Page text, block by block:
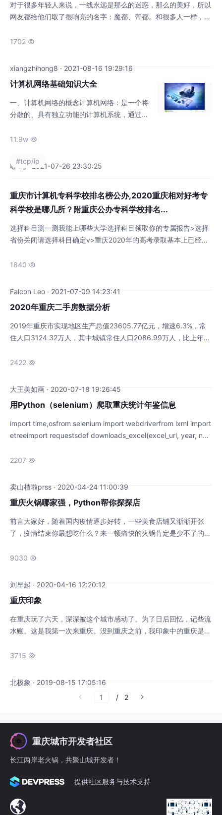
对于很多年轻人来说，一线永远是那么的迷惑，那么的美好，所以
网友都给他们取了很响亮的名字：魔都、帝都。和很多人一样，冲
之所以选择上海，而不是北京，是因为我是南方人，再加上那边有
经验几乎没有，再加上自己学校背景也很普通，所以在刚开始找工
1702 
xiangzhihong8 · 2021-08-16 19:29:16
计算机网络基础知识大全
️️️一、计算机网络的概念计算机网络：是一个将
分散的、具有独立功能的计算机系统，通过通
现资源共享和信息传递的系统。二、计算机网
处理（多台计算机各自承担同一工作任务的不
2、工作方式边缘部分：用户直接使用（C/S方
式、P2P方式）核心部分：
11.9w 
哪 吒 · 2021-07-26 23:30:25
#tcp/ip
重庆市计算机专科学校排名榜公办,2020重庆相对好考专
科学校是哪几所？附重庆公办专科学校排名...
选择科目测一测我能上哪些大学选择科目领取你的专属报告>选择
省份关闭请选择科目确定v>重庆2020年的高考录取基本上已经结
高考填报志愿时，大家都一定很想避开这些比较差的学校，那么本
名。一、2020重庆相对好考的专科学校是哪几所？小编根据重庆
1840 
Falcon Leo · 2021-07-09 14:23:41
2020年重庆二手房数据分析
​2019年重庆市实现地区生产总值23605.77亿元，增速6.3%，常
住人口3124.32万人，其中城镇常住人口2086.99万人，比上年增
镇人口占总人口比重（城镇化率）为66.8%，比上年提高1.3个百
更是位列全国大陆31省市第九，中西部地区仅次于湖北。那么重
2422 
大王美如画 · 2020-07-18 19:26:45
用Python（selenium）爬取重庆统计年鉴信息
import time,osfrom selenium import webdriverfrom lxml import
etreeimport requestsdef downloads_excel(excel_url, year, na
2207 
卖山楂啦prss · 2020-04-24 11:00:39
重庆火锅哪家强，Python帮你探探店
前言大家好，随着国内疫情逐步好转，一些美食店铺又渐渐开张
了，疫情结束你最想吃什么？来一顿痛快的火锅肯定是少不了的活
所以今天本文将再次爬取美团网相关数据，以一个消费者的角度去
行分析，为啥是重庆的火锅，除了辣之外还因为其他城市的火锅店
9030 
刘早起 · 2020-04-16 12:20:12
重庆印象
在重庆玩了六天，深深被这个城市感动了。为了日后回忆，记些流
水账。这是我第一次来重庆。没到重庆之前，我印象中的重庆是一
崎岖不平，估计没几块平地。所以我误认为重庆只是一个可以旅游
一样，这里修建的地铁和北京一样，充满现代化的气息。街道干净
3715 
北极象 · 2019-08-15 17:05:16
/
2
重庆城市开发者社区
长江两岸老火锅，共聚山城开发者！
提供社区服务与技术支持